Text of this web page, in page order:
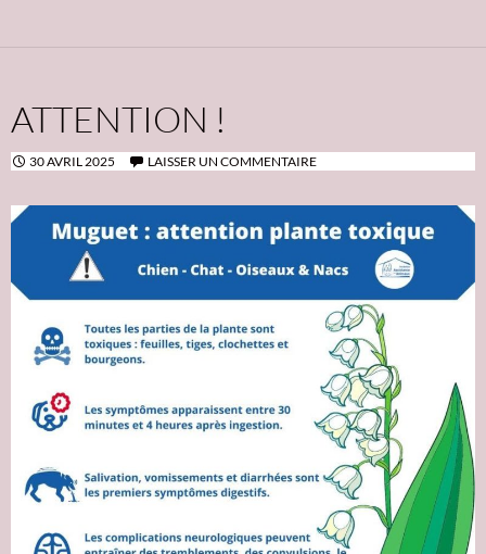
ATTENTION !
30 AVRIL 2025 LAISSER UN COMMENTAIRE